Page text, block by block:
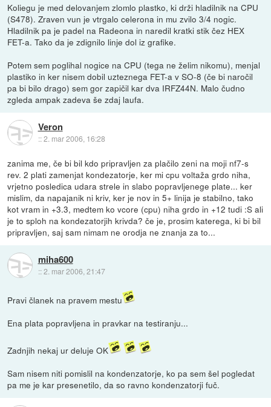
Koliegu je med delovanjem zlomlo plastko, ki drži hladilnik na CPU
(S478). Zraven vun je vtrgalo celerona in mu zvilo 3/4 nogic.
Hladilnik pa je padel na Radeona in naredil kratki stik čez HEX
FET-a. Tako da je zdignilo linje dol iz grafike.
Potem sem poglihal nogice na CPU (tega ne želim nikomu), menjal
plastiko in ker nisem dobil uzteznega FET-a v SO-8 (če bi naročil
pa bi bilo drago) sem gor zapičil kar dva IRFZ44N. Malo čudno
zgleda ampak zadeva še zdaj laufa.
Veron
::2. mar 2006, 16:28
zanima me, če bi bil kdo pripravljen za plačilo zeni na moji nf7-s
rev. 2 plati zamenjat kondezatorje, ker mi cpu voltaža grdo niha,
vrjetno posledica udara strele in slabo popravljenege plate... ker
mislim, da napajanik ni kriv, ker je nov in 5+ linija je stabilno, tako
kot vram in +3.3, medtem ko vcore (cpu) niha grdo in +12 tudi :S ali
je to sploh na kondezatorjih krivda? če je, prosim katerega, ki bi bil
pripravljen, saj sam nimam ne orodja ne znanja za to...
miha600
::2. mar 2006, 21:47
Pravi članek na pravem mestu
Ena plata popravljena in pravkar na testiranju...
Zadnjih nekaj ur deluje OK
Sam nisem niti pomislil na kondenzatorje, ko pa sem šel pogledat
pa me je kar presenetilo, da so ravno kondenzatorji fuč.